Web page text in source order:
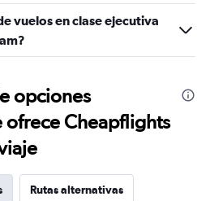
vuelos en clase ejecutiva
opciones
Cheapflights
Rutas alternativas